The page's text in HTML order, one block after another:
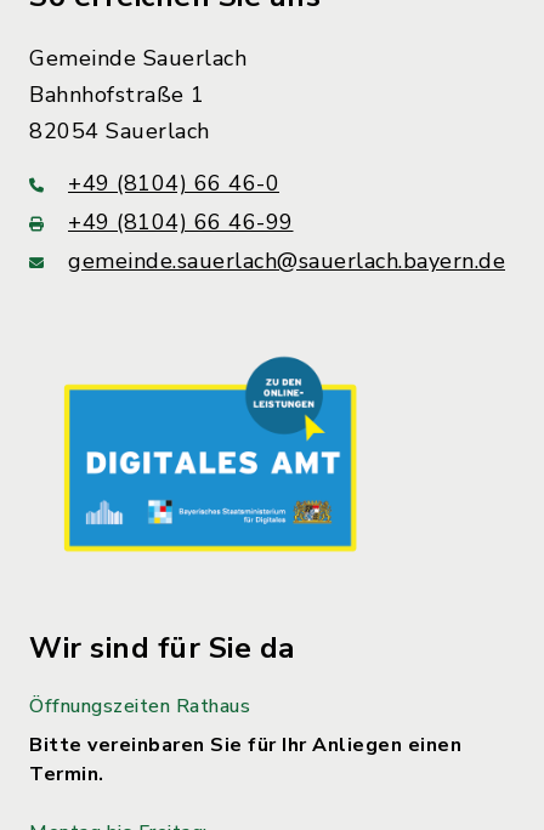
Gemeinde Sauerlach
Bahnhofstraße 1
82054 Sauerlach
+49 (8104) 66 46-0
+49 (8104) 66 46-99
gemeinde.sauerlach@sauerlach.bayern.de
Wir sind für Sie da
Öffnungszeiten Rathaus
Bitte vereinbaren Sie für Ihr Anliegen einen
Termin.